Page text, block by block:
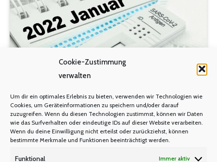
Cookie-Zustimmung
verwalten
Um dir ein optimales Erlebnis zu bieten, verwenden wir Technologien wie
Cookies, um Geräteinformationen zu speichern und/oder darauf
zuzugreifen. Wenn du diesen Technologien zustimmst, können wir Daten
wie das Surfverhalten oder eindeutige IDs auf dieser Website verarbeiten.
Wenn du deine Einwilligung nicht erteilst oder zurückziehst, können
bestimmte Merkmale und Funktionen beeinträchtigt werden.
Funktional Immer aktiv
Bei den…
COVID-19 Testungen in Schulen
15. Januar 2022